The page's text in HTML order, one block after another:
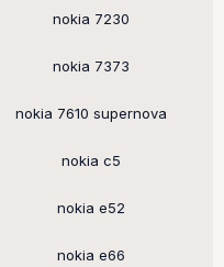
nokia 7230
nokia 7373
nokia 7610 supernova
nokia c5
nokia e52
nokia e66